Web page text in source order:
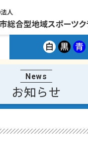
News
お知らせ